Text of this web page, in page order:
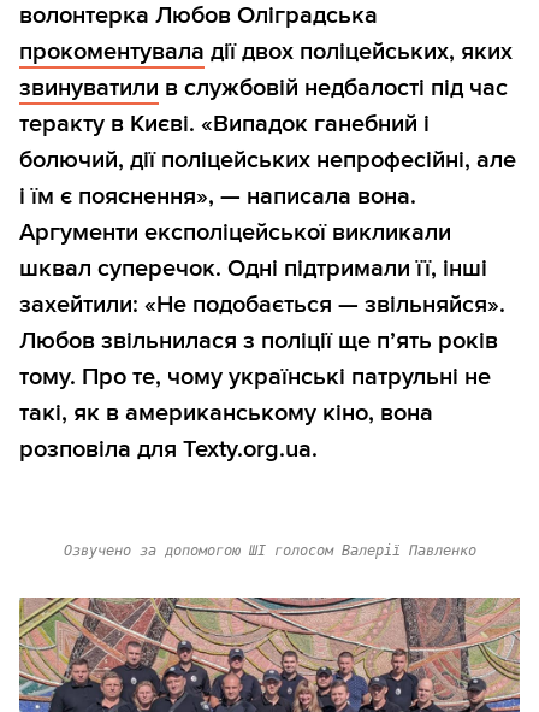
волонтерка Любов Оліградська
прокоментувала дії двох поліцейських, яких
звинуватили в службовій недбалості під час
теракту в Києві. «Випадок ганебний і
болючий, дії поліцейських непрофесійні, але
і їм є пояснення», — написала вона.
Аргументи експоліцейської викликали
шквал суперечок. Одні підтримали її, інші
захейтили: «Не подобається — звільняйся».
Любов звільнилася з поліції ще п’ять років
тому. Про те, чому українські патрульні не
такі, як в американському кіно, вона
розповіла для Texty.org.ua.
Озвучено за допомогою ШІ голосом Валерії Павленко